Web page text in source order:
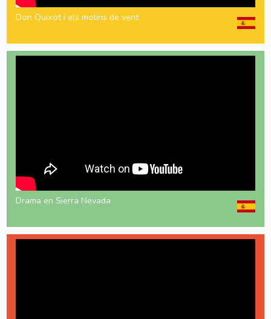
Don Quixot i els molins de vent
Drama en Sierra Nevada